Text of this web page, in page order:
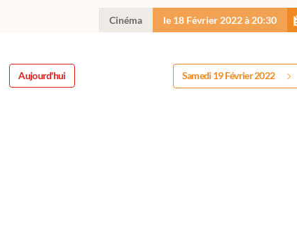
Cinéma le 18 Février 2022 à 20:30
Aujourd'hui Samedi 19 Février 2022